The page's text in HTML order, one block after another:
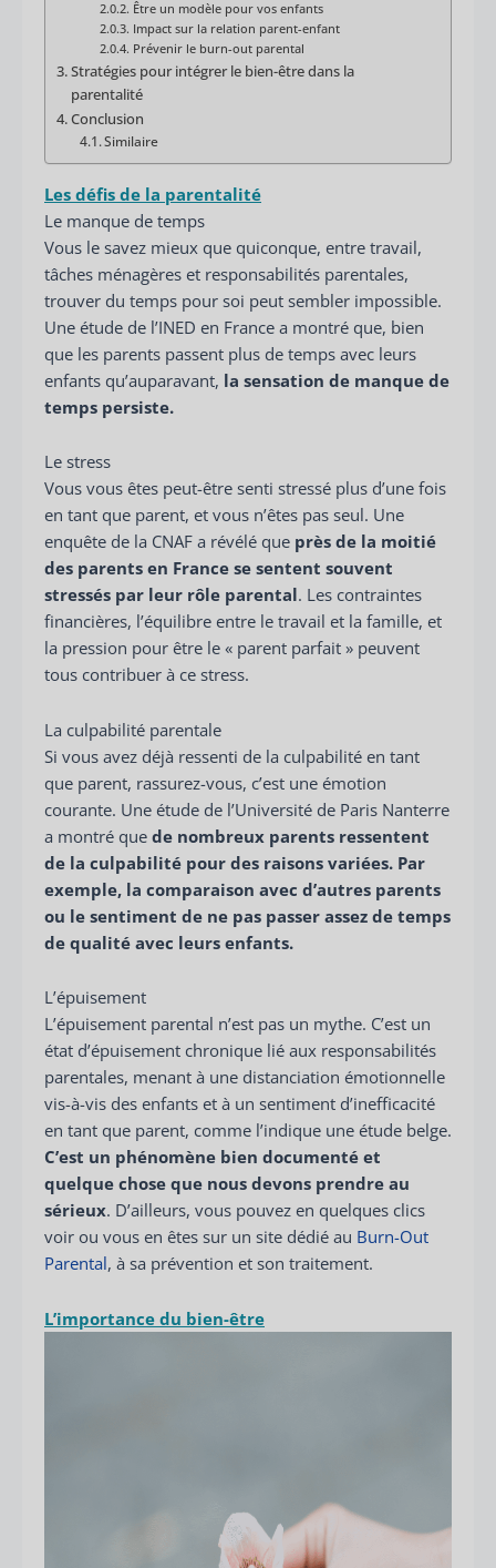
Être un modèle pour vos enfants
Impact sur la relation parent-enfant
Prévenir le burn-out parental
Stratégies pour intégrer le bien-être dans la
parentalité
Conclusion
Similaire
Les défis de la parentalité
Le manque de temps
Vous le savez mieux que quiconque, entre travail,
tâches ménagères et responsabilités parentales,
trouver du temps pour soi peut sembler impossible.
Une étude de l’INED en France a montré que, bien
que les parents passent plus de temps avec leurs
enfants qu’auparavant, la sensation de manque de
temps persiste.
Le stress
Vous vous êtes peut-être senti stressé plus d’une fois
en tant que parent, et vous n’êtes pas seul. Une
enquête de la CNAF a révélé que près de la moitié
des parents en France se sentent souvent
stressés par leur rôle parental. Les contraintes
financières, l’équilibre entre le travail et la famille, et
la pression pour être le « parent parfait » peuvent
tous contribuer à ce stress.
La culpabilité parentale
Si vous avez déjà ressenti de la culpabilité en tant
que parent, rassurez-vous, c’est une émotion
courante. Une étude de l’Université de Paris Nanterre
a montré que de nombreux parents ressentent
de la culpabilité pour des raisons variées. Par
exemple, la comparaison avec d’autres parents
ou le sentiment de ne pas passer assez de temps
de qualité avec leurs enfants.
L’épuisement
L’épuisement parental n’est pas un mythe. C’est un
état d’épuisement chronique lié aux responsabilités
parentales, menant à une distanciation émotionnelle
vis-à-vis des enfants et à un sentiment d’inefficacité
en tant que parent, comme l’indique une étude belge.
C’est un phénomène bien documenté et
quelque chose que nous devons prendre au
sérieux. D’ailleurs, vous pouvez en quelques clics
voir ou vous en êtes sur un site dédié au Burn-Out
Parental, à sa prévention et son traitement.
L’importance du bien-être